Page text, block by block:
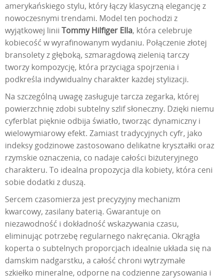
amerykańskiego stylu, który łączy klasyczną elegancję z
nowoczesnymi trendami. Model ten pochodzi z
wyjątkowej linii Tommy Hilfiger Ella, która celebruje
kobiecość w wyrafinowanym wydaniu. Połączenie złotej
bransolety z głęboką, szmaragdową zielenią tarczy
tworzy kompozycję, która przyciąga spojrzenia i
podkreśla indywidualny charakter każdej stylizacji.
Na szczególną uwagę zasługuje tarcza zegarka, której
powierzchnię zdobi subtelny szlif słoneczny. Dzięki niemu
cyferblat pięknie odbija światło, tworząc dynamiczny i
wielowymiarowy efekt. Zamiast tradycyjnych cyfr, jako
indeksy godzinowe zastosowano delikatne kryształki oraz
rzymskie oznaczenia, co nadaje całości biżuteryjnego
charakteru. To idealna propozycja dla kobiety, która ceni
sobie dodatki z duszą.
Sercem czasomierza jest precyzyjny mechanizm
kwarcowy, zasilany baterią. Gwarantuje on
niezawodność i dokładność wskazywania czasu,
eliminując potrzebę regularnego nakręcania. Okrągła
koperta o subtelnych proporcjach idealnie układa się na
damskim nadgarstku, a całość chroni wytrzymałe
szkiełko mineralne, odporne na codzienne zarysowania i